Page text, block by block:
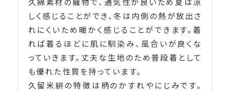
しく感じることができ、冬は内側の熱が放出さ
れにくいため暖かく感じることができます。着
れば着るほどに肌に馴染み、風合いが良くな
っていきます。丈夫な生地のため普段着として
も優れた性質を持っています。
久留米絣の特徴は柄のかすれやにじみです。